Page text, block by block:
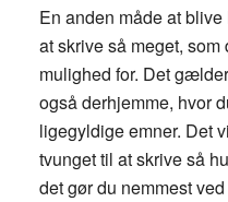
En anden måde at
at skrive så meget,
mulighed for. Det
også derhjemme, hvor
ligegyldige emner. Det
tvunget til at skrive så
det gør du nemmest